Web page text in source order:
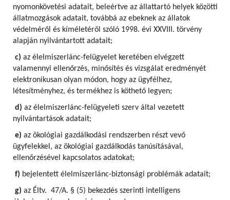
nyomonkövetési adatait, beleértve az állattartó helyek közötti
állatmozgások adatait, továbbá az ebeknek az állatok
védelméről és kíméletéről szóló 1998. évi XXVIII. törvény
alapján nyilvántartott adatait;
c) az élelmiszerlánc-felügyelet keretében elvégzett
valamennyi ellenőrzés, minősítés és vizsgálat eredményét
elektronikusan olyan módon, hogy az ügyfélhez,
létesítményhez, és termékhez is köthető legyen;
d) az élelmiszerlánc-felügyeleti szerv által vezetett
nyilvántartások adatait;
e) az ökológiai gazdálkodási rendszerben részt vevő
ügyfelekkel, az ökológiai gazdálkodás tanúsításával,
ellenőrzésével kapcsolatos adatokat;
f) bejelentett élelmiszerlánc-biztonsági problémák adatait;
g) az Éltv. 47/A. § (5) bekezdés szerinti intelligens